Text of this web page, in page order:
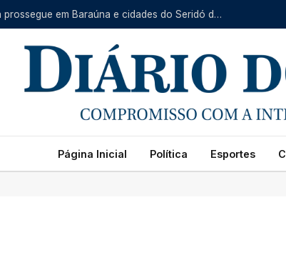
Serviço Itinerante da Caern prossegue em Baraúna e cidades do Seridó de 10 a 14 de agosto
Página Inicial Política Esportes